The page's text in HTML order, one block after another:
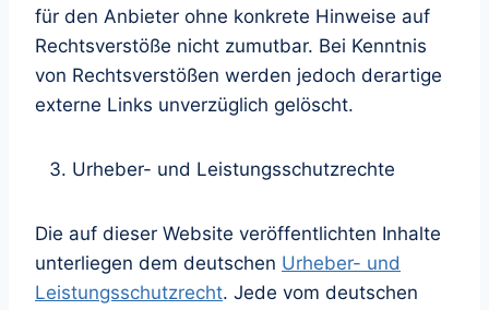
für den Anbieter ohne konkrete Hinweise auf
Rechtsverstöße nicht zumutbar. Bei Kenntnis
von Rechtsverstößen werden jedoch derartige
externe Links unverzüglich gelöscht.
Urheber- und Leistungsschutzrechte
Die auf dieser Website veröffentlichten Inhalte
unterliegen dem deutschen Urheber- und
Leistungsschutzrecht. Jede vom deutschen